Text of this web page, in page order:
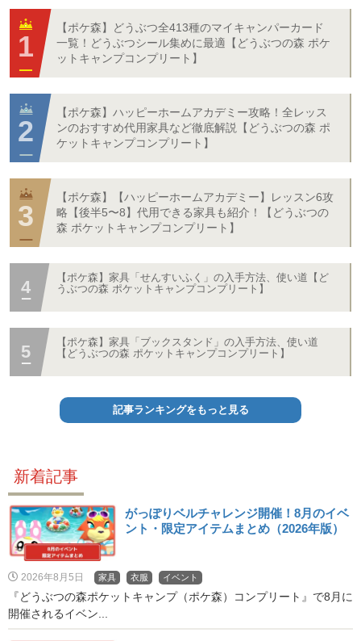
【ポケ森】どうぶつ全413種のマイキャンパーカード
一覧！どうぶつシール集めに最適【どうぶつの森 ポケ
ットキャンプコンプリート】
【ポケ森】ハッピーホームアカデミー攻略！全レッス
ンのおすすめ代用家具など徹底解説【どうぶつの森 ポ
ケットキャンプコンプリート】
【ポケ森】【ハッピーホームアカデミー】レッスン6攻
略【後半5〜8】代用できる家具も紹介！【どうぶつの
森 ポケットキャンプコンプリート】
【ポケ森】家具「せんすいふく」の入手方法、使い道【ど
うぶつの森 ポケットキャンプコンプリート】
【ポケ森】家具「ブックスタンド」の入手方法、使い道
【どうぶつの森 ポケットキャンプコンプリート】
記事ランキングをもっと見る
新着記事
がっぽりベルチャレンジ開催！8月のイベ
ント・限定アイテムまとめ（2026年版）
2026年8月5日 家具 衣服 イベント
『どうぶつの森ポケットキャンプ（ポケ森）コンプリート』で8月に
開催されるイベン...